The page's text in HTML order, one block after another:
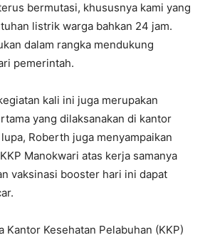
bermutasi, khususnya kami yang
listrik warga bahkan 24 jam.
dalam rangka mendukung
pemerintah.
kali ini juga merupakan
yang dilaksanakan di kantor
Roberth juga menyampaikan
Manokwari atas kerja samanya
vaksinasi booster hari ini dapat
Kantor Kesehatan Pelabuhan (KKP)